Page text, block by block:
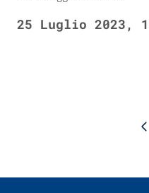
25 Luglio 2023,
Pagina